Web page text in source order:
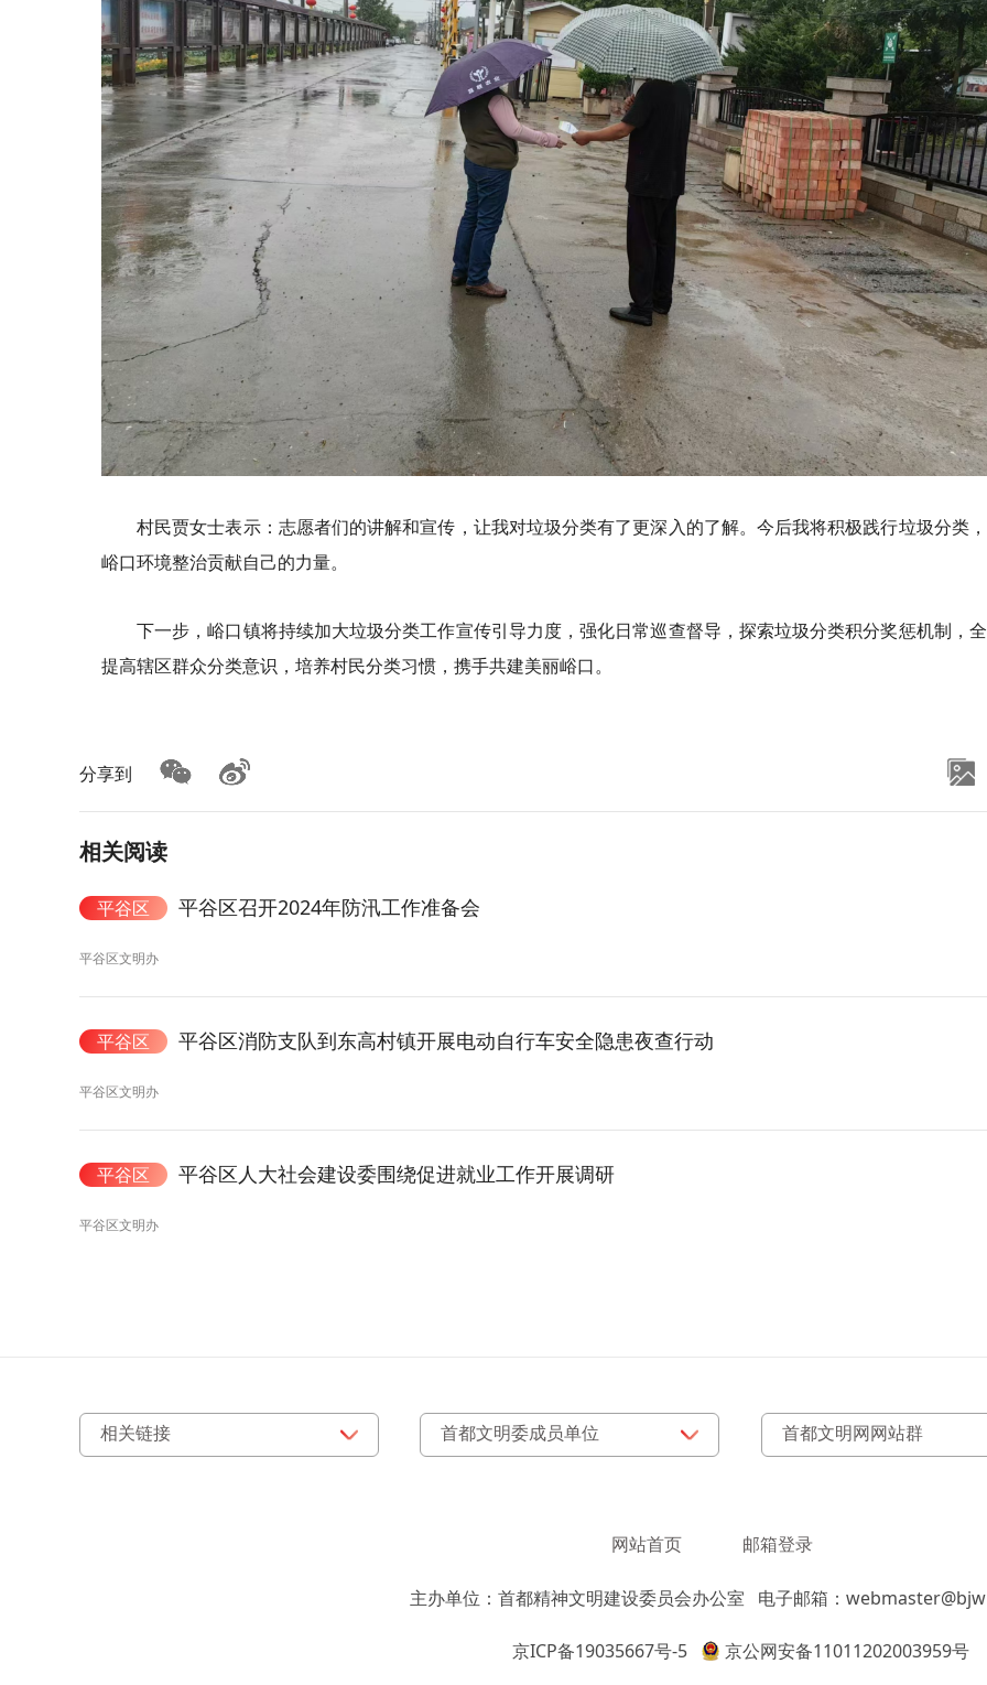
村民贾女士表示：志愿者们的讲解和宣传，让我对垃圾分类有了更深入的了解。今后我将积极践行垃圾分类
峪口环境整治贡献自己的力量。
下一步，峪口镇将持续加大垃圾分类工作宣传引导力度，强化日常巡查督导，探索垃圾分类积分奖惩机制，
提高辖区群众分类意识，培养村民分类习惯，携手共建美丽峪口。
分享到
相关阅读
平谷区 平谷区召开2024年防汛工作准备会
平谷区文明办
平谷区 平谷区消防支队到东高村镇开展电动自行车安全隐患夜查行动
平谷区文明办
平谷区 平谷区人大社会建设委围绕促进就业工作开展调研
平谷区文明办
网站首页 邮箱登录
主办单位：首都精神文明建设委员会办公室 电子邮箱：
京ICP备19035667号-5 京公网安备11011202003959号